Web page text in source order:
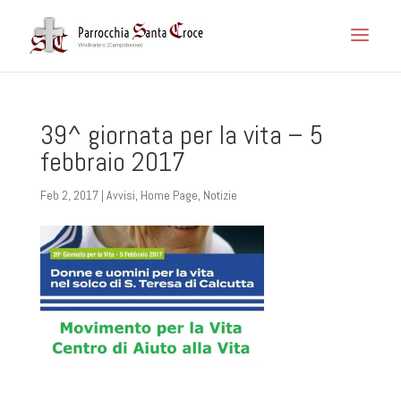
39^ giornata per la vita – 5
febbraio 2017
Feb 2, 2017| Avvisi, Home Page, Notizie